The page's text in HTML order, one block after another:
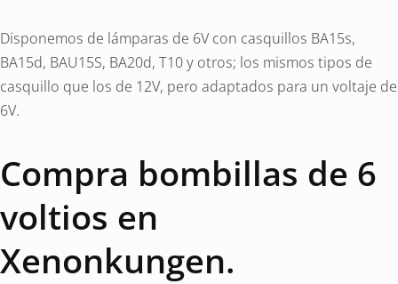
Disponemos de lámparas de 6V con casquillos BA15s,
BA15d, BAU15S, BA20d, T10 y otros; los mismos tipos de
casquillo que los de 12V, pero adaptados para un voltaje de
6V.
Compra bombillas de 6
voltios en
Xenonkungen.